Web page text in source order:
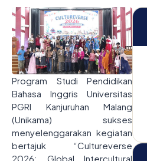
Program Studi Pendidikan
Bahasa Inggris Universitas
PGRI Kanjuruhan Malang
(Unikama) sukses
menyelenggarakan kegiatan
bertajuk “Cultureverse
2026: Global Intercultural